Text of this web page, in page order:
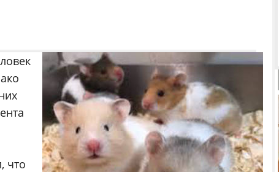
что